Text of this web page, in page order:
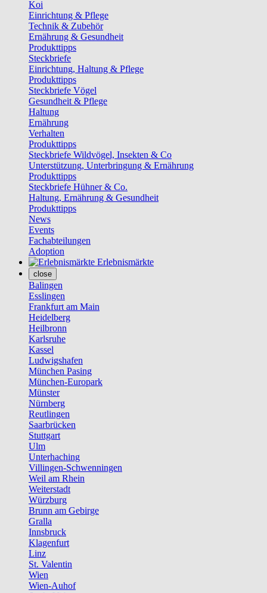
Koi
Einrichtung & Pflege
Technik & Zubehör
Ernährung & Gesundheit
Produkttipps
Steckbriefe
Einrichtung, Haltung & Pflege
Produkttipps
Steckbriefe Vögel
Gesundheit & Pflege
Haltung
Ernährung
Verhalten
Produkttipps
Steckbriefe Wildvögel, Insekten & Co
Unterstützung, Unterbringung & Ernährung
Produkttipps
Steckbriefe Hühner & Co.
Haltung, Ernährung & Gesundheit
Produkttipps
News
Events
Fachabteilungen
Adoption
Erlebnismärkte
close
Balingen
Esslingen
Frankfurt am Main
Heidelberg
Heilbronn
Karlsruhe
Kassel
Ludwigshafen
München Pasing
München-Europark
Münster
Nürnberg
Reutlingen
Saarbrücken
Stuttgart
Ulm
Unterhaching
Villingen-Schwenningen
Weil am Rhein
Weiterstadt
Würzburg
Brunn am Gebirge
Gralla
Innsbruck
Klagenfurt
Linz
St. Valentin
Wien
Wien-Auhof